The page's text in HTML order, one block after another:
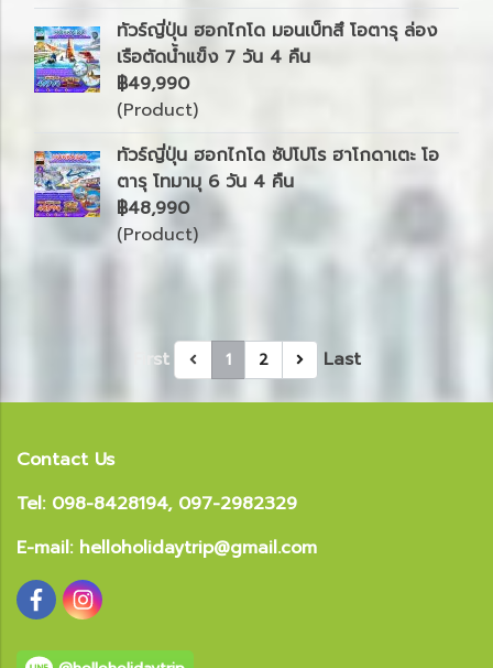
ทัวร์ญี่ปุ่น ฮอกไกโด มอนเบ็ทสึ โอตารุ ล่อง
เรือตัดน้ำแข็ง 7 วัน 4 คืน
฿49,990
(Product)
ทัวร์ญี่ปุ่น ฮอกไกโด ซัปโปโร ฮาโกดาเตะ โอ
ตารุ โทมามุ 6 วัน 4 คืน
฿48,990
(Product)
First 1 2 Last
Contact Us
Tel: 098-8428194, 097-2982329
E-mail: helloholidaytrip@gmail.com